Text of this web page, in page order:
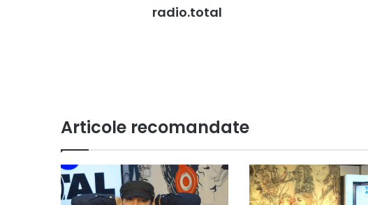
radio.total
Articole recomandate